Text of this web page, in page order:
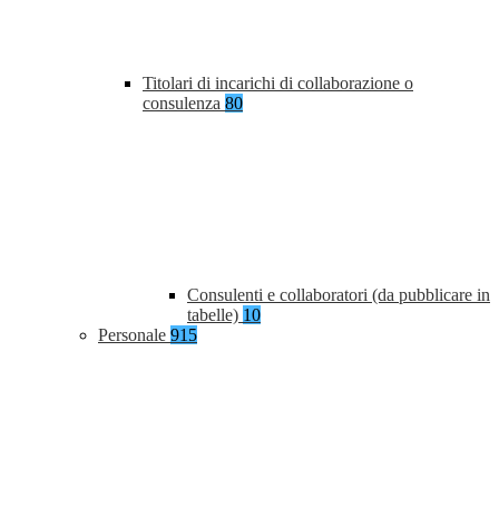
Titolari di incarichi di collaborazione o
consulenza 80
Consulenti e collaboratori (da pubblicare in
tabelle) 10
Personale 915